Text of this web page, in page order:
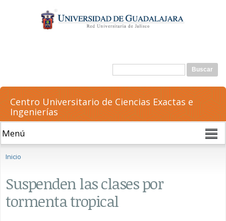
contenido
principal
Formulario de búsqueda
Buscar
Centro Universitario de Ciencias Exactas e
Ingenierías
Inicio
Suspenden las clases por
tormenta tropical